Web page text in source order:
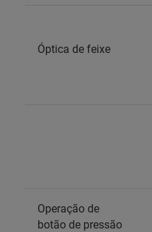
Óptica de feixe
Operação de
botão de pressão